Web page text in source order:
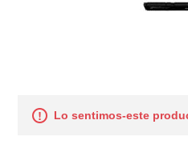
Lo sentimos-este